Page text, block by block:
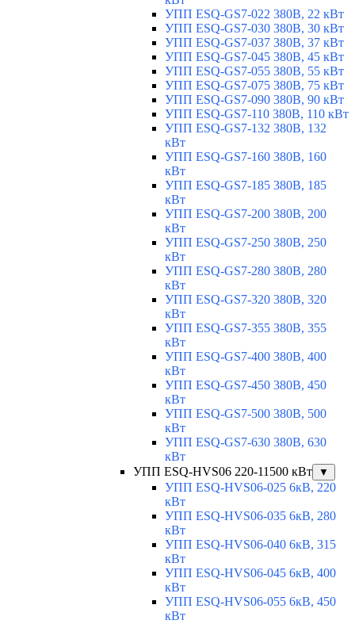
УПП ESQ-GS7-022 380В, 22 кВт
УПП ESQ-GS7-030 380В, 30 кВт
УПП ESQ-GS7-037 380В, 37 кВт
УПП ESQ-GS7-045 380В, 45 кВт
УПП ESQ-GS7-055 380В, 55 кВт
УПП ESQ-GS7-075 380В, 75 кВт
УПП ESQ-GS7-090 380В, 90 кВт
УПП ESQ-GS7-110 380В, 110 кВт
УПП ESQ-GS7-132 380В, 132
кВт
УПП ESQ-GS7-160 380В, 160
кВт
УПП ESQ-GS7-185 380В, 185
кВт
УПП ESQ-GS7-200 380В, 200
кВт
УПП ESQ-GS7-250 380В, 250
кВт
УПП ESQ-GS7-280 380В, 280
кВт
УПП ESQ-GS7-320 380В, 320
кВт
УПП ESQ-GS7-355 380В, 355
кВт
УПП ESQ-GS7-400 380В, 400
кВт
УПП ESQ-GS7-450 380В, 450
кВт
УПП ESQ-GS7-500 380В, 500
кВт
УПП ESQ-GS7-630 380В, 630
кВт
УПП ESQ-HVS06 220-11500 кВт
▼
УПП ESQ-HVS06-025 6кВ, 220
кВт
УПП ESQ-HVS06-035 6кВ, 280
кВт
УПП ESQ-HVS06-040 6кВ, 315
кВт
УПП ESQ-HVS06-045 6кВ, 400
кВт
УПП ESQ-HVS06-055 6кВ, 450
кВт